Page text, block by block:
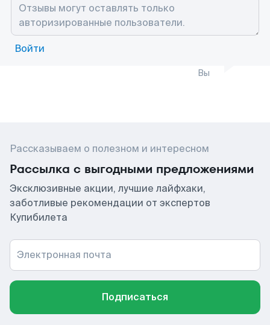
Войти
Вы
Рассказываем о полезном и интересном
Рассылка с выгодными предложениями
Эксклюзивные акции, лучшие лайфхаки,
заботливые рекомендации от экспертов
Купибилета
Электронная почта
Подписаться